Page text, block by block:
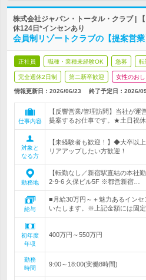
株式会社ジャパン・トータル・クラブ |
休124日*インセンあり
会員制リゾートクラブの【提案営
正社員 職種・業種未経験OK 急募 転
完全週休2日制 第二新卒歓迎 女性のお
情報更新日：2026/06/23 終了予定日： 2026/
仕事内容
【反響営業/管理訪問】当社が
提案するお仕事です。★土日祝
対象と
なる方
【未経験者も歓迎！】◆大卒以
リアアップしたい方歓迎！
勤務地
【転勤なし／新宿駅直結の本社
2-9-6 久保ビル5F ※都営新宿…
給与
■月給30万円～＋魅力あるイン
いたします。※上記金額には固
初年度
年収
400万円～550万円
勤務
時間
9:00～18:00(実働8時間)